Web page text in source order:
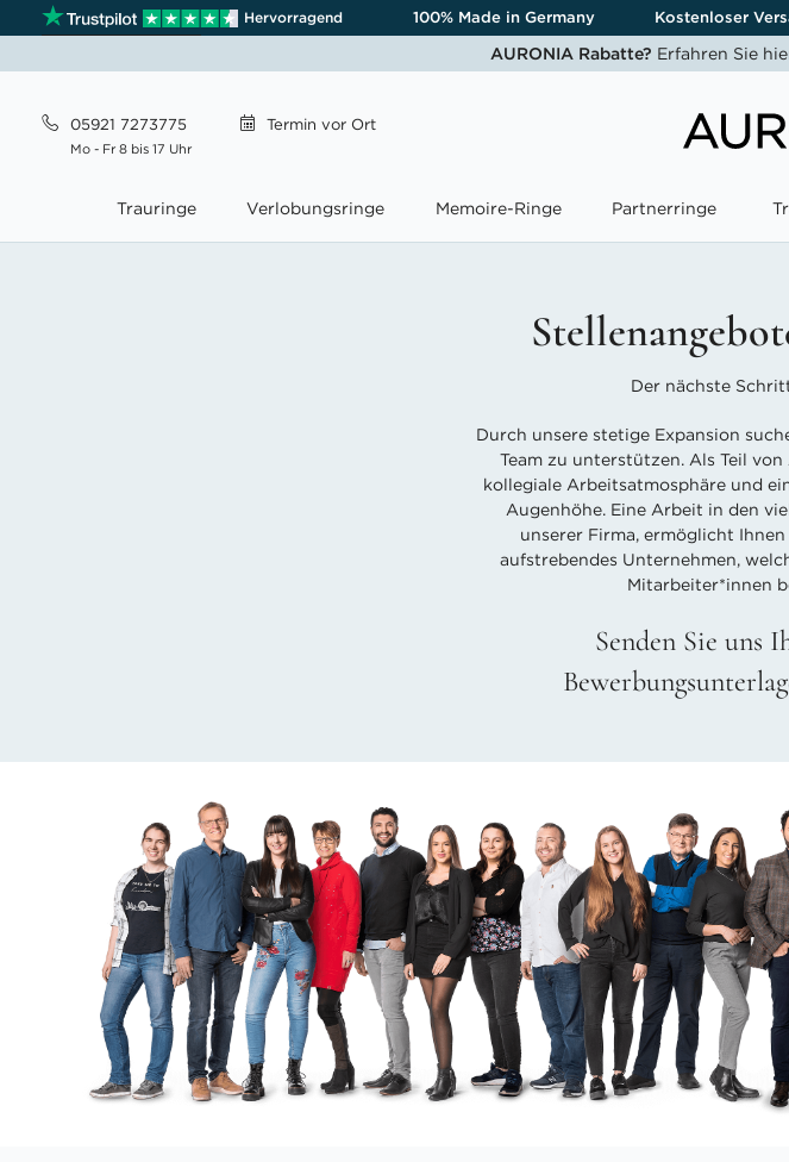
Hervorragend 100% Made in Germany Kostenloser
AURONIA Rabatte? Erfahren Sie
05921 7273775
Mo - Fr 8 bis 17 Uhr
Termin vor Ort
Trauringe Verlobungsringe Memoire-Ringe Partnerringe
Der nächste
Durch unsere stetige Expansion
Team zu unterstützen. Als Teil
kollegiale Arbeitsatmosphäre und
Augenhöhe. Eine Arbeit in den
unserer Firma, ermöglicht
aufstrebendes Unternehmen,
Mitarbeiter*innen
Senden Sie uns